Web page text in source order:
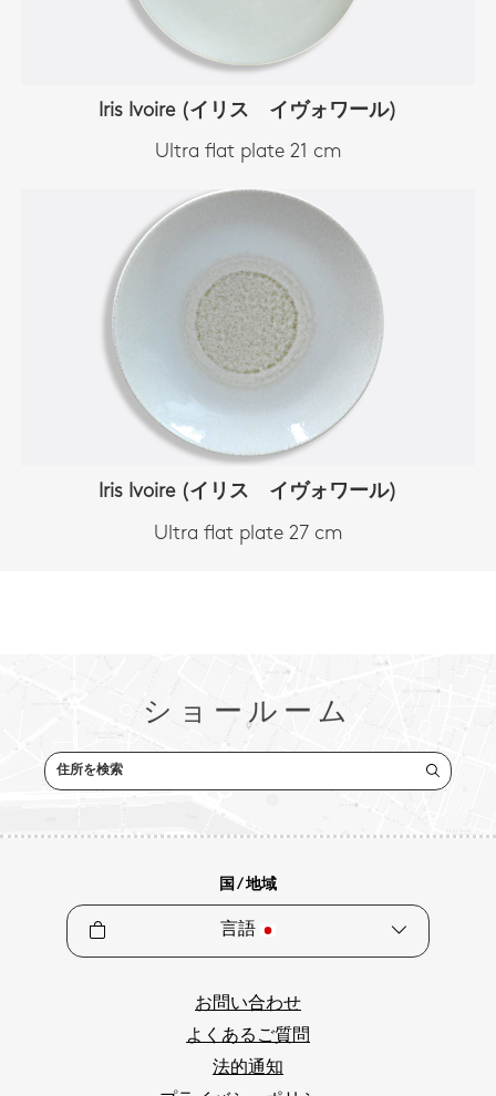
Iris Ivoire (イリス イヴォワール)
Ultra flat plate 21 cm
Iris Ivoire (イリス イヴォワール)
Ultra flat plate 27 cm
ショールーム
住所を検索
国 / 地域
言語
お問い合わせ
よくあるご質問
法的通知